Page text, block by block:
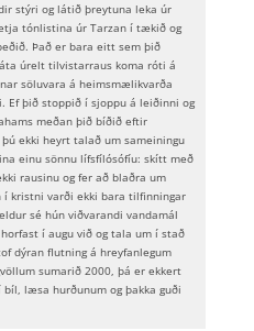
stýri og látið þreytuna leka úr
tónlistina úr Tarzan í tækið og
Það er bara eitt sem þið
úrelt tilvistarraus koma róti á
söluvara á heimsmælikvarða
þið stoppið í sjoppu á leiðinni og
meðan þið bíðið eftir
ekki heyrt talað um sameiningu
einu sönnu lífsfílósófíu: skítt með
rausinu og fer að blaðra um
kristni varði ekki bara tilfinningar
sé hún viðvarandi vandamál
í augu við og tala um í stað
dýran flutning á hreyfanlegum
sumarið 2000, þá er ekkert
læsa hurðunum og þakka guði